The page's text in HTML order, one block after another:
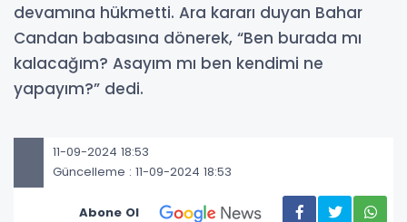
devamına hükmetti. Ara kararı duyan Bahar
Candan babasına dönerek, “Ben burada mı
kalacağım? Asayım mı ben kendimi ne
yapayım?” dedi.
11-09-2024 18:53
Güncelleme : 11-09-2024 18:53
Abone Ol